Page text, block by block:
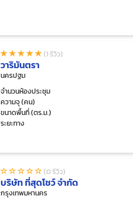
(1 รีวิว)
วาริมันตรา
นครปฐม
จำนวนห้องประชุม
ความจุ (คน)
ขนาดพื้นที่ (ตร.ม.)
ระยะทาง
(0 รีวิว)
บริษัท ที่สุดโชว์ จำกัด
กรุงเทพมหานคร